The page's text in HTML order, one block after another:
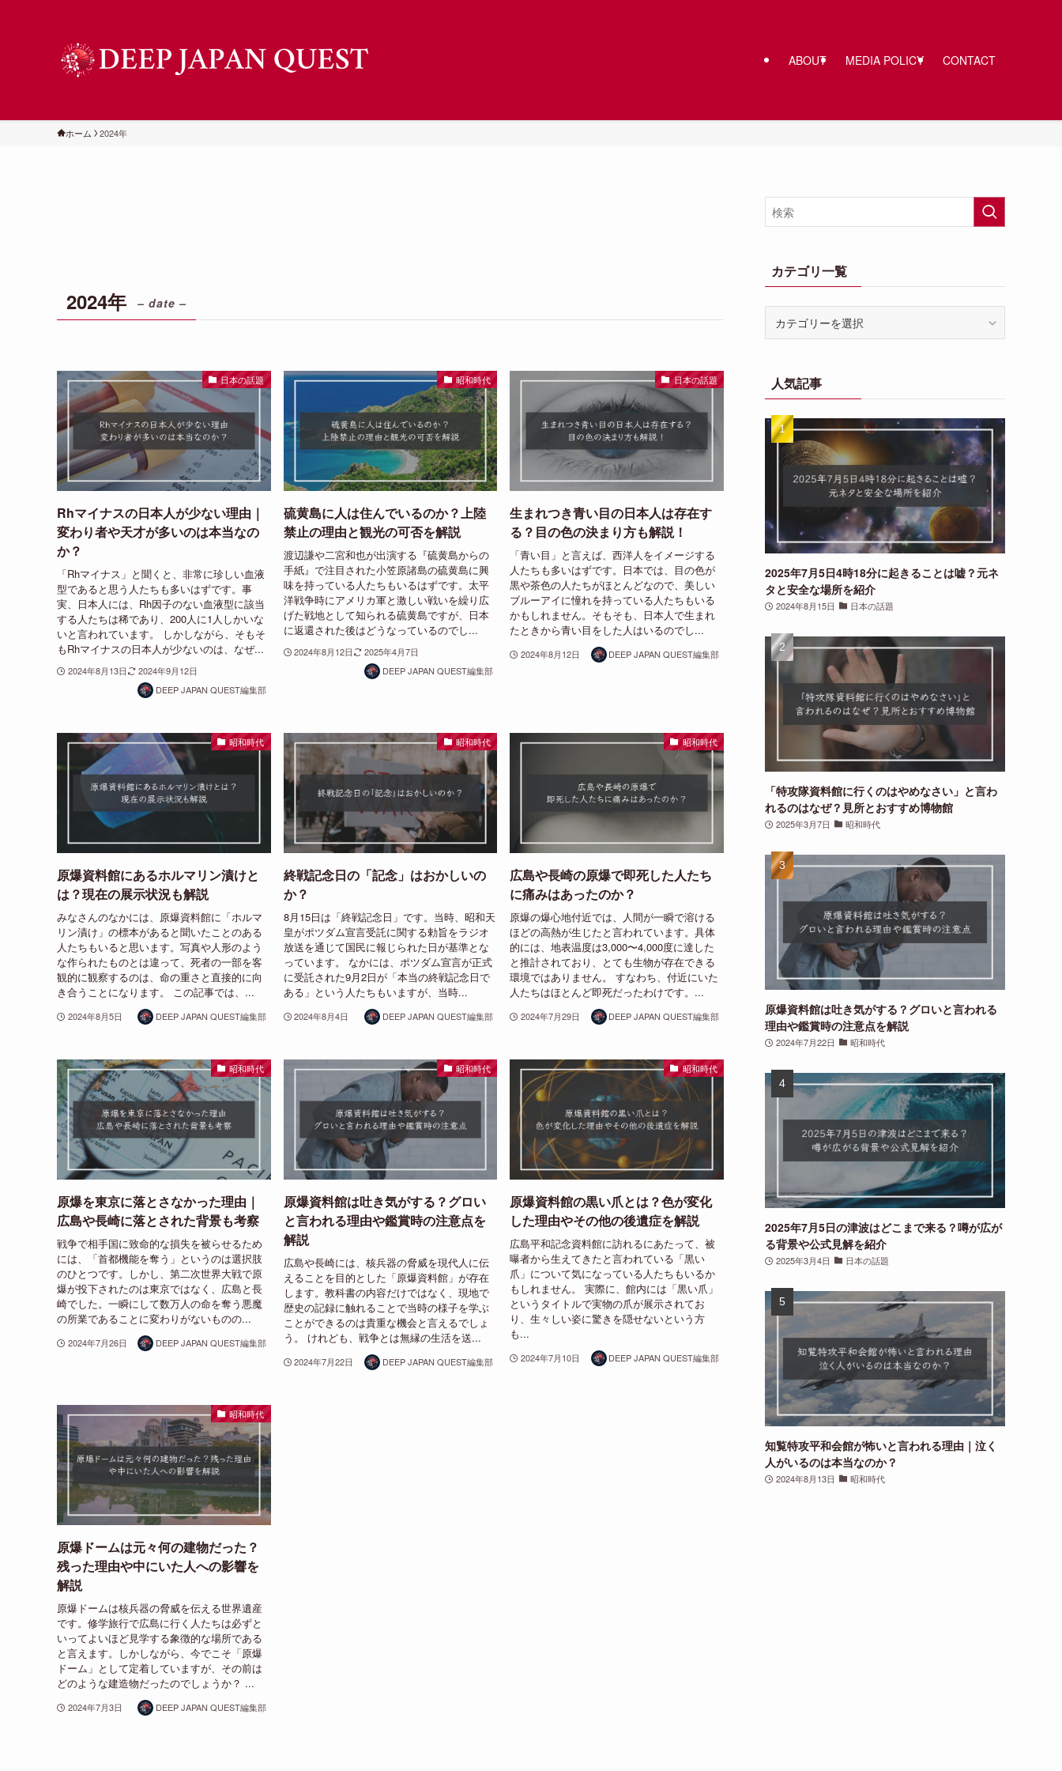
ABOUT MEDIA POLICY CONTACT
ホーム 2024年
2024年 – date –
日本の話題
Rhマイナスの日本人が少ない理由｜
変わり者や天才が多いのは本当なの
か？
「Rhマイナス」と聞くと、非常に珍しい血液
型であると思う人たちも多いはずです。事
実、日本人には、Rh因子のない血液型に該当
する人たちは稀であり、200人に1人しかいな
いと言われています。 しかしながら、そもそ
もRhマイナスの日本人が少ないのは、なぜ...
2024年8月13日
2024年9月12日
DEEP JAPAN QUEST編集部
昭和時代
硫黄島に人は住んでいるのか？上陸
禁止の理由と観光の可否を解説
渡辺謙や二宮和也が出演する『硫黄島からの
手紙』で注目された小笠原諸島の硫黄島に興
味を持っている人たちもいるはずです。太平
洋戦争時にアメリカ軍と激しい戦いを繰り広
げた戦地として知られる硫黄島ですが、日本
に返還された後はどうなっているのでし...
2024年8月12日
2025年4月7日
DEEP JAPAN QUEST編集部
日本の話題
生まれつき青い目の日本人は存在す
る？目の色の決まり方も解説！
「青い目」と言えば、西洋人をイメージする
人たちも多いはずです。日本では、目の色が
黒や茶色の人たちがほとんどなので、美しい
ブルーアイに憧れを持っている人たちもいる
かもしれません。そもそも、日本人で生まれ
たときから青い目をした人はいるのでし...
2024年8月12日 DEEP JAPAN QUEST編集部
昭和時代
原爆資料館にあるホルマリン漬けと
は？現在の展示状況も解説
みなさんのなかには、原爆資料館に「ホルマ
リン漬け」の標本があると聞いたことのある
人たちもいると思います。写真や人形のよう
な作られたものとは違って、死者の一部を客
観的に観察するのは、命の重さと直接的に向
き合うことになります。 この記事では、...
2024年8月5日 DEEP JAPAN QUEST編集部
昭和時代
終戦記念日の「記念」はおかしいの
か？
8月15日は「終戦記念日」です。当時、昭和天
皇がポツダム宣言受託に関する勅旨をラジオ
放送を通じて国民に報じられた日が基準とな
っています。 なかには、ポツダム宣言が正式
に受託された9月2日が「本当の終戦記念日で
ある」という人たちもいますが、当時...
2024年8月4日 DEEP JAPAN QUEST編集部
昭和時代
広島や長崎の原爆で即死した人たち
に痛みはあったのか？
原爆の爆心地付近では、人間が一瞬で溶ける
ほどの高熱が生じたと言われています。具体
的には、地表温度は3,000〜4,000度に達した
と推計されており、とても生物が存在できる
環境ではありません。 すなわち、付近にいた
人たちはほとんど即死だったわけです。...
2024年7月29日 DEEP JAPAN QUEST編集部
昭和時代
原爆を東京に落とさなかった理由｜
広島や長崎に落とされた背景も考察
戦争で相手国に致命的な損失を被らせるため
には、「首都機能を奪う」というのは選択肢
のひとつです。しかし、第二次世界大戦で原
爆が投下されたのは東京ではなく、広島と長
崎でした。一瞬にして数万人の命を奪う悪魔
の所業であることに変わりがないものの...
2024年7月26日 DEEP JAPAN QUEST編集部
昭和時代
原爆資料館は吐き気がする？グロい
と言われる理由や鑑賞時の注意点を
解説
広島や長崎には、核兵器の脅威を現代人に伝
えることを目的とした「原爆資料館」が存在
します。教科書の内容だけではなく、現地で
歴史の記録に触れることで当時の様子を学ぶ
ことができるのは貴重な機会と言えるでしょ
う。 けれども、戦争とは無縁の生活を送...
2024年7月22日 DEEP JAPAN QUEST編集部
昭和時代
原爆資料館の黒い爪とは？色が変化
した理由やその他の後遺症を解説
広島平和記念資料館に訪れるにあたって、被
曝者から生えてきたと言われている「黒い
爪」について気になっている人たちもいるか
もしれません。 実際に、館内には「黒い爪」
というタイトルで実物の爪が展示されてお
り、生々しい姿に驚きを隠せないという方
も...
2024年7月10日 DEEP JAPAN QUEST編集部
昭和時代
原爆ドームは元々何の建物だった？
残った理由や中にいた人への影響を
解説
原爆ドームは核兵器の脅威を伝える世界遺産
です。修学旅行で広島に行く人たちは必ずと
いってよいほど見学する象徴的な場所である
と言えます。しかしながら、今でこそ「原爆
ドーム」として定着していますが、その前は
どのような建造物だったのでしょうか？ ...
2024年7月3日 DEEP JAPAN QUEST編集部
カテゴリ一覧
一
覧
人気記事
2025年7月5日4時18分に起きることは嘘？元ネ
タと安全な場所を紹介
2024年8月15日 日本の話題
「特攻隊資料館に行くのはやめなさい」と言わ
れるのはなぜ？見所とおすすめ博物館
2025年3月7日 昭和時代
原爆資料館は吐き気がする？グロいと言われる
理由や鑑賞時の注意点を解説
2024年7月22日 昭和時代
2025年7月5日の津波はどこまで来る？噂が広が
る背景や公式見解を紹介
2025年3月4日 日本の話題
知覧特攻平和会館が怖いと言われる理由｜泣く
人がいるのは本当なのか？
2024年8月13日 昭和時代